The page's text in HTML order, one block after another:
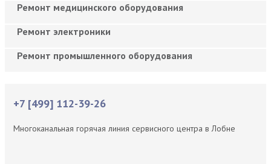
Ремонт медицинского оборудования
Ремонт электроники
Ремонт промышленного оборудования
+7 [499] 112-39-26
Многоканальная горячая линия сервисного центра в Лобне